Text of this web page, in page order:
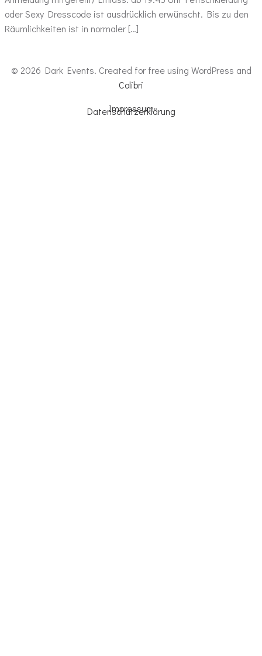
oder Sexy Dresscode ist ausdrücklich erwünscht. Bis zu den
Räumlichkeiten ist in normaler […]
© 2026 Dark Events. Created for free using WordPress and
Colibri
Impressum
Datenschutzerklärung